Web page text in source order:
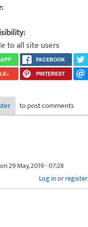
to all site users
FACEBOOK
PINTEREST
to post comments
on 29 May, 2019 - 07:28
Log inorregister